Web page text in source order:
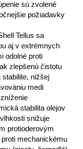
sú zvolené
požiadavky
Tellus sa
aj v extrémnych
odolné proti
zlepšenú čistotu
nižšej
medi
stabilita olejov
snižuje
protioderovým
mechanickému